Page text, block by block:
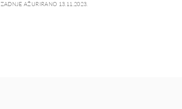
ZADNJE AŽURIRANO 13.11.2023.